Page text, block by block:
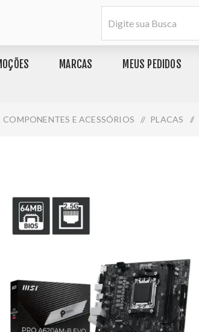
MARCAS MEUS PEDIDOS
COMPONENTES E ACESSÓRIOS / PLACAS /